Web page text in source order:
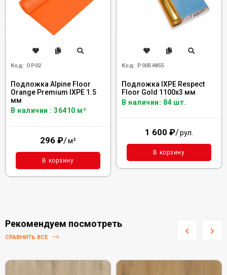
Код: OP02
Подложка Alpine Floor
Orange Premium IXPE 1.5
мм
В наличии : 36410 м²
296 ₽/м²
В корзину
Код: Р0054855
Подложка IXPE Respect
Floor Gold 1100х3 мм
В наличии: 84 шт.
1 600 ₽/рул.
В корзину
Рекомендуем посмотреть
СРАВНИТЬ ВСЕ